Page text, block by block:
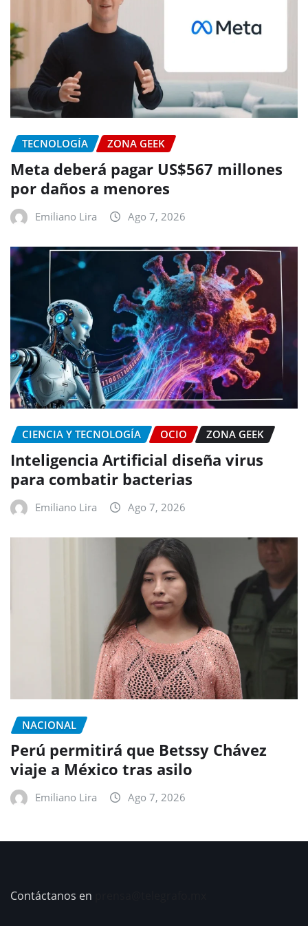
TECNOLOGÍA ZONA GEEK
Meta deberá pagar US$567 millones
por daños a menores
Emiliano Lira Ago 7, 2026
CIENCIA Y TECNOLOGÍA OCIO ZONA GEEK
Inteligencia Artificial diseña virus
para combatir bacterias
Emiliano Lira Ago 7, 2026
NACIONAL
Perú permitirá que Betssy Chávez
viaje a México tras asilo
Emiliano Lira Ago 7, 2026
Contáctanos en